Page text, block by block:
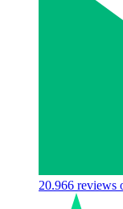
20.966 reviews